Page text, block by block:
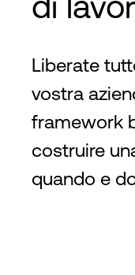
Liberate
vostra
framework
costruire
quando e